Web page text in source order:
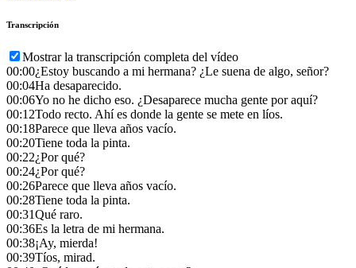
Transcripción
Mostrar la transcripción completa del vídeo
00:00¿Estoy buscando a mi hermana? ¿Le suena de algo, señor?
00:04Ha desaparecido.
00:06Yo no he dicho eso. ¿Desaparece mucha gente por aquí?
00:12Todo recto. Ahí es donde la gente se mete en líos.
00:18Parece que lleva años vacío.
00:20Tiene toda la pinta.
00:22¿Por qué?
00:24¿Por qué?
00:26Parece que lleva años vacío.
00:28Tiene toda la pinta.
00:31Qué raro.
00:36Es la letra de mi hermana.
00:38¡Ay, mierda!
00:39Tíos, mirad.